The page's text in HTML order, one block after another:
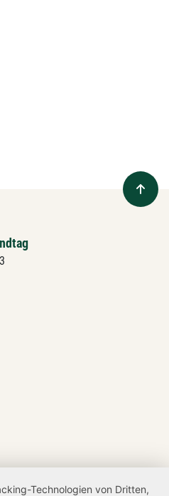
Technologien von Dritten,